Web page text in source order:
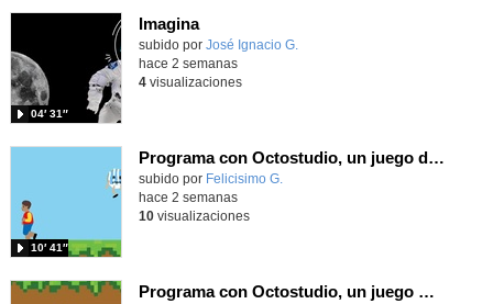
Imagina
Contenido educativo.
subido por José Ignacio G.
04′ 31″
hace 2 semanas
4visualizaciones
Programa con Octostudio, un juego de 4 personajes ganando la copa del mundo saltando y esquivando rivales.
Contenido educativo.
subido por Felicisimo G.
10′ 41″
hace 2 semanas
10visualizaciones
Programa con Octostudio, un juego moviendo la tablet para ganar con España, el mundial 2026